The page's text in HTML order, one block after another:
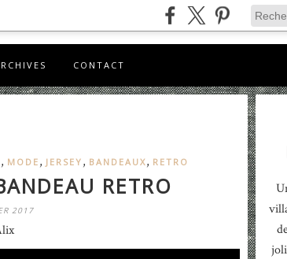
CONTACT
, MODE ,JERSEY , BANDEAUX, RETRO
RETRO
2017